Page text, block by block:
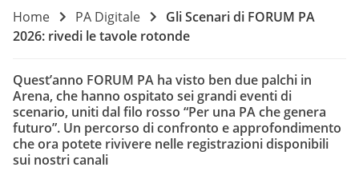
Home PA Digitale
Gli Scenari di FORUM PA
2026: rivedi le tavole rotonde
Quest’anno FORUM PA ha visto ben due palchi in
Arena, che hanno ospitato sei grandi eventi di
scenario, uniti dal filo rosso “Per una PA che genera
futuro”. Un percorso di confronto e approfondimento
che ora potete rivivere nelle registrazioni disponibili
sui nostri canali